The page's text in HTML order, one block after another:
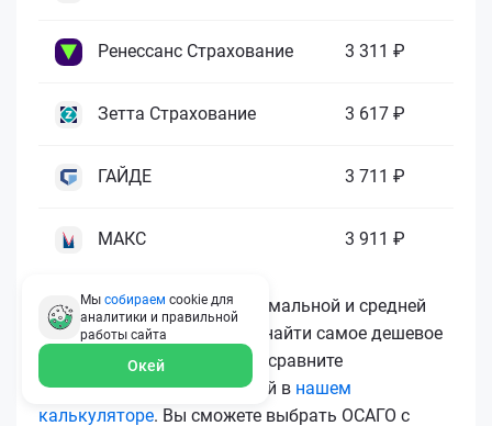
Ренессанс Страхование 3 311 ₽
Зетта Страхование 3 617 ₽
ГАЙДЕ 3 711 ₽
МАКС 3 911 ₽
Как видите, разница в минимальной и средней
цене существенная. Чтобы найти самое дешевое
ОСАГО и не переплачивать, сравните
предложения всех компаний в нашем
калькуляторе. Вы сможете выбрать ОСАГО с
Мы собираем cookie для
аналитики и правильной
работы сайта
Окей